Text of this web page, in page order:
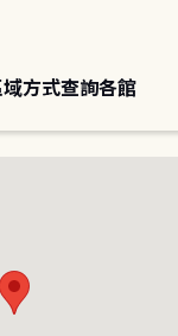
方式查詢各館